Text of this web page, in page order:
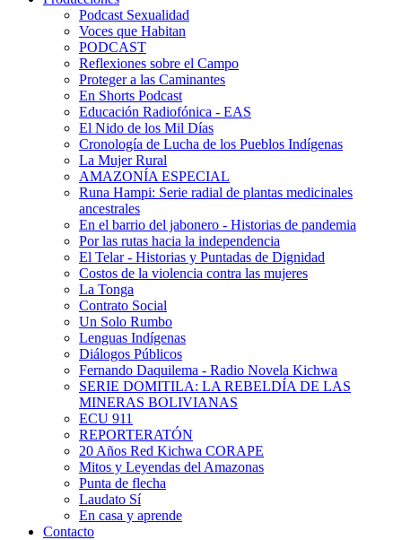
Podcast Sexualidad
Voces que Habitan
PODCAST
Reflexiones sobre el Campo
Proteger a las Caminantes
En Shorts Podcast
Educación Radiofónica - EAS
El Nido de los Mil Días
Cronología de Lucha de los Pueblos Indígenas
La Mujer Rural
AMAZONÍA ESPECIAL
Runa Hampi: Serie radial de plantas medicinales
ancestrales
En el barrio del jabonero - Historias de pandemia
Por las rutas hacia la independencia
El Telar - Historias y Puntadas de Dignidad
Costos de la violencia contra las mujeres
La Tonga
Contrato Social
Un Solo Rumbo
Lenguas Indígenas
Diálogos Públicos
Fernando Daquilema - Radio Novela Kichwa
SERIE DOMITILA: LA REBELDÍA DE LAS
MINERAS BOLIVIANAS
ECU 911
REPORTERATÓN
20 Años Red Kichwa CORAPE
Mitos y Leyendas del Amazonas
Punta de flecha
Laudato Sí
En casa y aprende
Contacto